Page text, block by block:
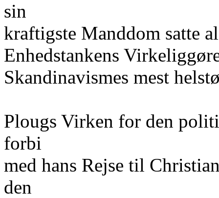
sin
kraftigste Manddom satte
Enhedstankens
Skandinavismes mest
Plougs Virken for den
forbi
med hans Rejse til
den